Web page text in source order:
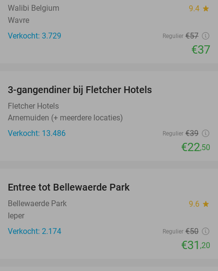
Walibi Belgium 9.4 star
Wavre
Verkocht: 3.729
Regulier €57
€37
3-gangendiner bij Fletcher Hotels
Fletcher Hotels
Arnemuiden (+ meerdere locaties)
Verkocht: 13.486
Regulier €39
€22,50
Entree tot Bellewaerde Park
Bellewaerde Park 9.6 star
Ieper
Verkocht: 2.174
Regulier €50
€31 ,20